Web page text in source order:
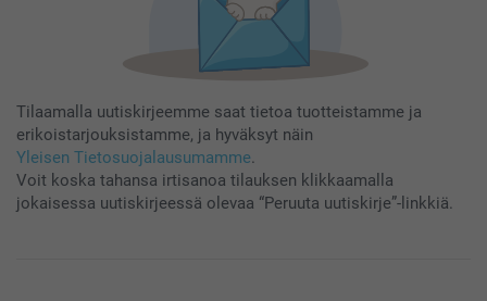
Tilaamalla uutiskirjeemme saat tietoa tuotteistamme ja
erikoistarjouksistamme, ja hyväksyt näin
Yleisen Tietosuojalausumamme.
Voit koska tahansa irtisanoa tilauksen klikkaamalla
jokaisessa uutiskirjeessä olevaa “Peruuta uutiskirje”-linkkiä.